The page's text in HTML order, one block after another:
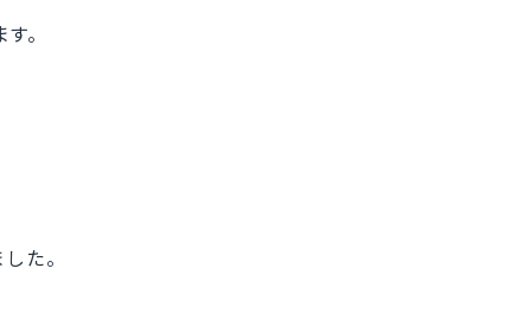
。
た。